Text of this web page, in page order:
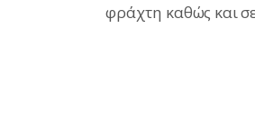
φράχτη καθώς και